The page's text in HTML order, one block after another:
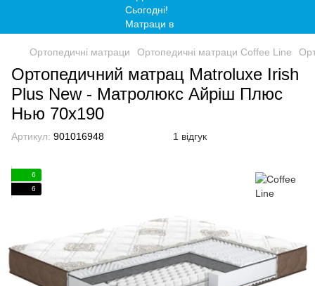
Ортопедичні матраци Ортопедичні матраци Сoffee Line
Ортопедичний матрац Matroluxe Irish
Plus New - Матролюкс Айріш Плюс
Нью 70x190
Артикул: 901016948 1 відгук
6
6